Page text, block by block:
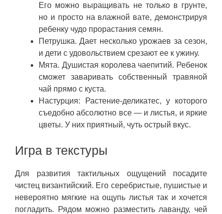
Его можно выращивать не только в грунте,
но и просто на влажной вате, демонстрируя
ребенку чудо прорастания семян.
Петрушка. Дает несколько урожаев за сезон,
и дети с удовольствием срезают ее к ужину.
Мята. Душистая королева чаепитий. Ребенок
сможет заваривать собственный травяной
чай прямо с куста.
Настурция: Растение-деликатес, у которого
съедобно абсолютно все — и листья, и яркие
цветы. У них приятный, чуть острый вкус.
Игра в текстуры
Для развития тактильных ощущений посадите
чистец византийский. Его серебристые, пушистые и
невероятно мягкие на ощупь листья так и хочется
погладить. Рядом можно разместить лаванду, чей